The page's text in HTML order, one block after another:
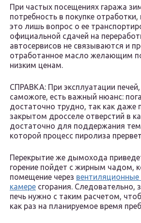
При частых посещениях гаража
потребность в покупке
это лишь вопрос о ее
официальной сдачей на
автосервисов не связываются и
отработанное масло желающим
низким ценам.
СПРАВКА: При эксплуатации
саможоге, есть важный нюанс:
достаточно трудно, так как даже
закрытом дросселе отверстий в
достаточно для поддержания
которой процесс пиролиза
Перекрытие же дымохода
горение пойдет с жирным чадом,
помещение через вентиляционные
камере сгорания. Следовательно,
печь нужно с таким расчетом,
как раз на планируемое время